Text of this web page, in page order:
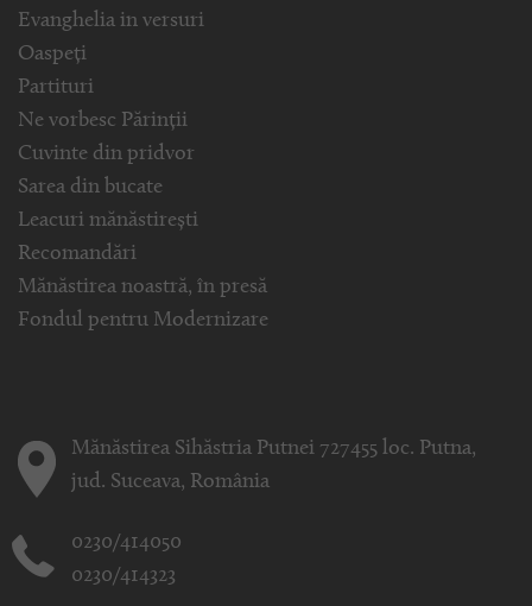
Evanghelia in versuri
Oaspeți
Partituri
Ne vorbesc Părinții
Cuvinte din pridvor
Sarea din bucate
Leacuri mănăstirești
Recomandări
Mănăstirea noastră, în presă
Fondul pentru Modernizare
Mănăstirea Sihăstria Putnei 727455 loc. Putna,
jud. Suceava, România
0230/414050
0230/414323